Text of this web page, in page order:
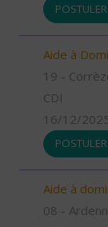
POSTULER
Aide à
19 -
CDI
16/12/
POSTULER
Aide à
08 -